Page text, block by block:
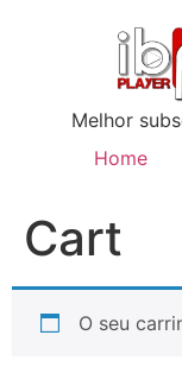
Melhor
Home
Cart
O seu